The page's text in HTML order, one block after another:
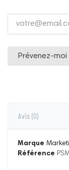
Prévenez-
Avis (0)
Marque
Référence